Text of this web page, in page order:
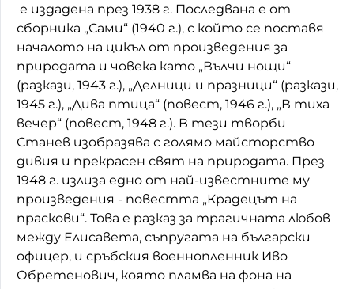
е издадена през 1938 г. Последвана е от
сборника „Сами“ (1940 г.), с който се поставя
началото на цикъл от произведения за
природата и човека като „Вълчи нощи“
(разкази, 1943 г.), „Делници и празници“ (разкази,
1945 г.), „Дива птица“ (повест, 1946 г.), „В тиха
вечер“ (повест, 1948 г.). В тези творби
Станев изобразява с голямо майсторство
дивия и прекрасен свят на природата. През
1948 г. излиза едно от най-известните му
произведения - повестта „Крадецът на
праскови“. Това е разказ за трагичната любов
между Елисавета, съпругата на български
офицер, и сръбския военнопленник Иво
Обретенович, която пламва на фона на